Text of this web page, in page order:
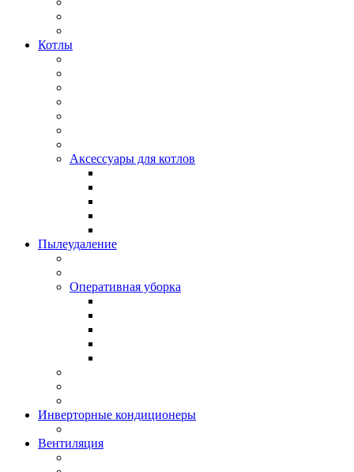
Котлы
Аксессуары для котлов
Пылеудаление
Оперативная уборка
Инверторные кондиционеры
Вентиляция